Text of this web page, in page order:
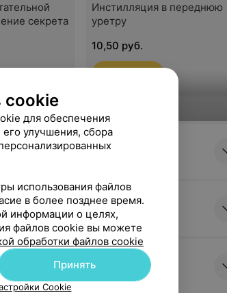
секрета
Инстилляция в переднюю
уретру
10,50 руб.
мочевого
Электрорезекция
остроконечных кондилом с
помощью радиоволнового
19,41 руб.
Записаться
кондилом
все
ещё
cookie
для обеспечения
его улучшения, сбора
использования файлов
в более позднее время.
информации о целях,
файлов cookie вы можете
обработки файлов cookie
Принять
Cookie